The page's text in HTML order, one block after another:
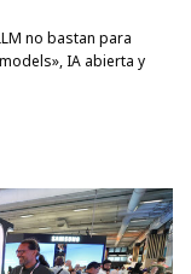
no bastan para
IA abierta y